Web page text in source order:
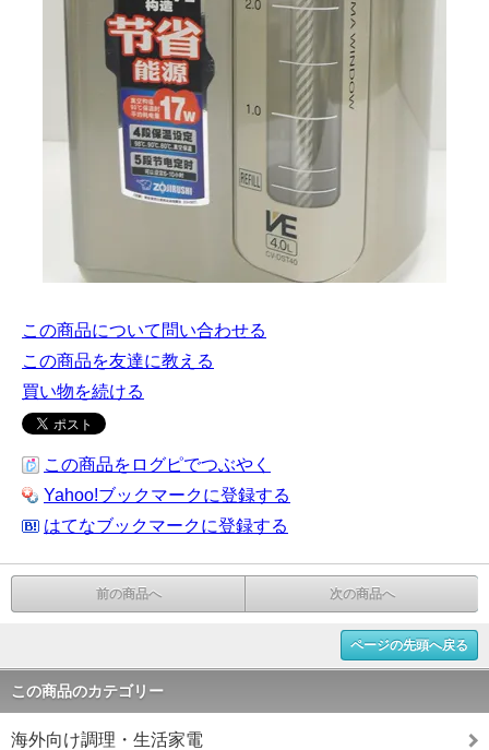
この商品について問い合わせる
この商品を友達に教える
買い物を続ける
この商品をログピでつぶやく
Yahoo!ブックマークに登録する
はてなブックマークに登録する
前の商品へ 次の商品へ
ページの先頭へ戻る
この商品のカテゴリー
海外向け調理・生活家電